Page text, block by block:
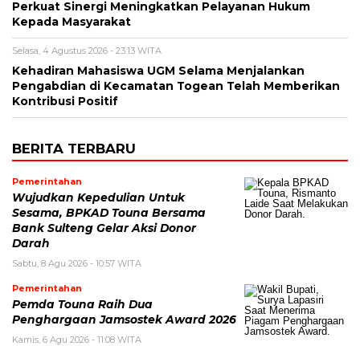
Perkuat Sinergi Meningkatkan Pelayanan Hukum
Kepada Masyarakat
Selasa, 4 Agustus 2026 - 23:13 WITA
Kehadiran Mahasiswa UGM Selama Menjalankan
Pengabdian di Kecamatan Togean Telah Memberikan
Kontribusi Positif
BERITA TERBARU
Pemerintahan
Wujudkan Kepedulian Untuk
Sesama, BPKAD Touna Bersama
Bank Sulteng Gelar Aksi Donor
Darah
Sabtu, 8 Agu 2026 - 10:57 WITA
Pemerintahan
Pemda Touna Raih Dua
Penghargaan Jamsostek Award 2026
Kamis, 6 Agu 2026 - 11:08 WITA